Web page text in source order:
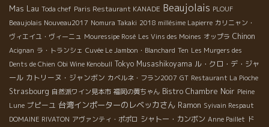
Mas Lau Toda chef Paris Restaurant KANADE Beaujolais PLOUF
Beaujolais Nouveau2017 Nomura Takaki 2018 millésime Lapierre カリニャン・
ヴィエイユ・ヴィーニュ Mouressipe Rosé Les Vins des Moines オップラ Chinon
Acignan ラ・トランシェ Cuvée Le Jambon・Blanchard Ten Les Murgers des
Dents de Chien Obi Wine Kenobull Tokyo Musashikoyama ル・クロ・デ・ジャ
ール カトリーヌ・ジャンボン カベルネ・フラン2007 GT Restaurant La Pioche
Strasbourg 自然派ワイン見本市 福岡の黄ちゃん Bistro Chambre Noir Pleine
Lune プピーユ 台湾インポーターのレベッカさん Ramon Syivain Respaut
DOMAINE RIVATON アヴァンティ・ポポロ シャトー・カンボン Anne Paillet ド